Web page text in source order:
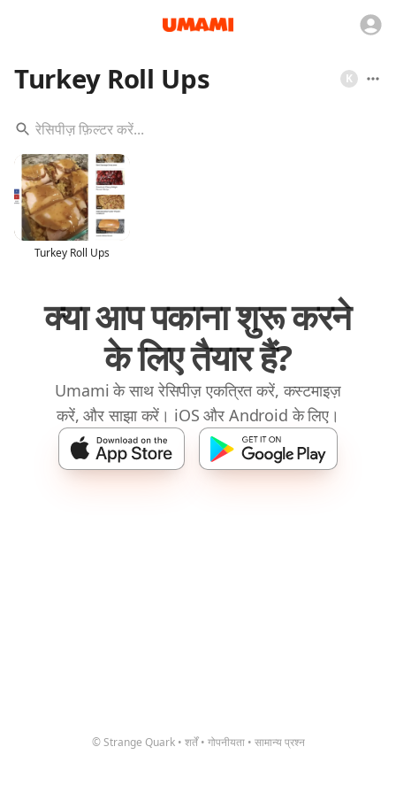
Turkey Roll Ups K
Turkey Roll Ups
क्या आप पकाना शुरू करने
के लिए तैयार हैं?
Umami के साथ रेसिपीज़ एकत्रित करें, कस्टमाइज़
करें, और साझा करें। iOS और Android के लिए।
© Strange Quark • शर्तें • गोपनीयता • सामान्य प्रश्न